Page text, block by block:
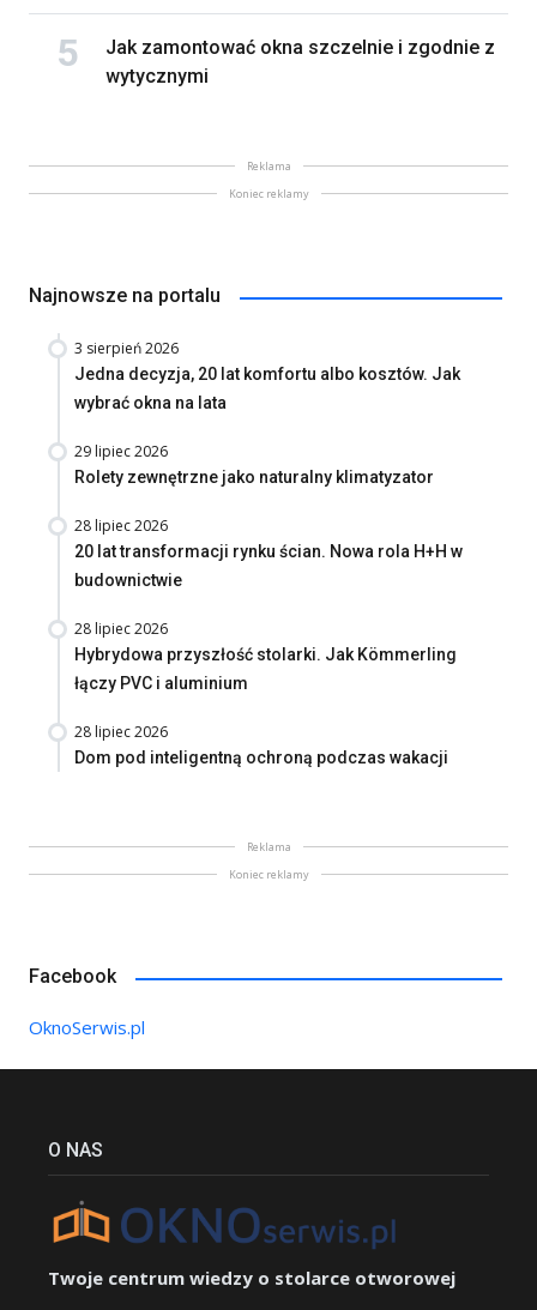
Jak zamontować okna szczelnie i zgodnie z
wytycznymi
Reklama
Koniec reklamy
Najnowsze na portalu
3 sierpień 2026
Jedna decyzja, 20 lat komfortu albo kosztów. Jak
wybrać okna na lata
29 lipiec 2026
Rolety zewnętrzne jako naturalny klimatyzator
28 lipiec 2026
20 lat transformacji rynku ścian. Nowa rola H+H w
budownictwie
28 lipiec 2026
Hybrydowa przyszłość stolarki. Jak Kömmerling
łączy PVC i aluminium
28 lipiec 2026
Dom pod inteligentną ochroną podczas wakacji
Reklama
Koniec reklamy
Facebook
OknoSerwis.pl
O NAS
Twoje centrum wiedzy o stolarce otworowej